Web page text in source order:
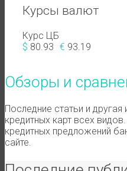
Курсы валют
Курс ЦБ
$ 80.93 € 93.19
Обзоры и
Последние статьи и
кредитных карт всех
кредитных предложений
сайте.